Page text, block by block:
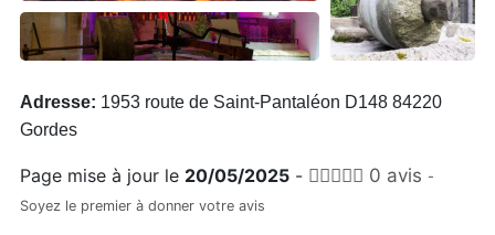
Adresse: 1953 route de Saint-Pantaléon D148 84220
Gordes
Page mise à jour le 20/05/2025- 0 avis -
Soyez le premier à donner votre avis